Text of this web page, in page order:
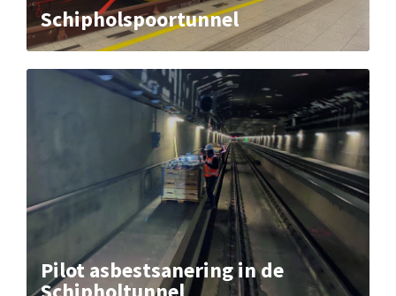
Schipholspoortunnel
Pilot asbestsanering in de